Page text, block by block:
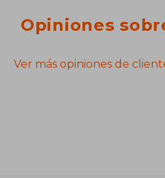
Opiniones
Ver más opiniones de